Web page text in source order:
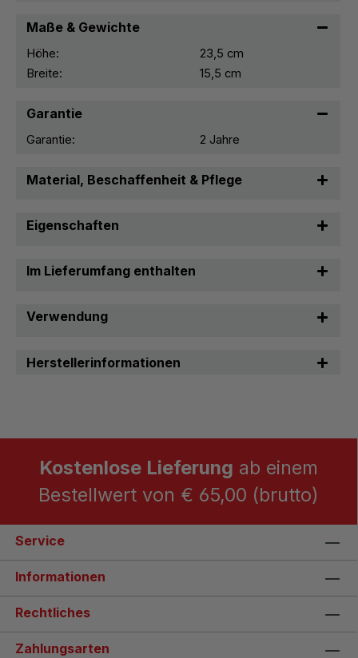
Maße & Gewichte
Höhe:
23,5 cm
Breite:
15,5 cm
Garantie
Garantie: 2 Jahre
Material, Beschaffenheit & Pflege
Eigenschaften
Im Lieferumfang enthalten
Verwendung
Herstellerinformationen
Kostenlose Lieferung ab einem
Bestellwert von € 65,00 (brutto)
Service
Informationen
Rechtliches
Zahlungsarten